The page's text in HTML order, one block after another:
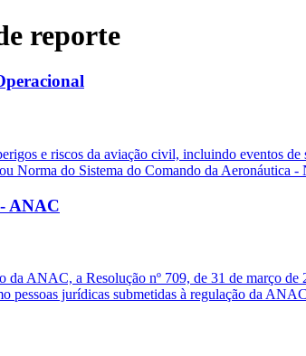
reporte
e riscos da aviação civil, incluindo eventos
Norma do Sistema do Comando da
ANAC
ANAC, a Resolução nº 709, de 31 de março de
pessoas jurídicas submetidas à regulação da